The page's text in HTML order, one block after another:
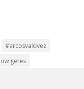
#arcosvaldvez
geres